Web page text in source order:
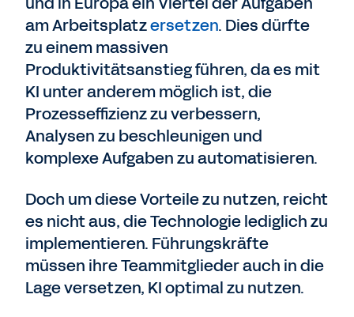
am Arbeitsplatzersetzen. Dies dürfte
zu einem massiven
Produktivitätsanstieg führen, da es mit
KI unter anderem möglich ist, die
Prozesseffizienz zu verbessern,
Analysen zu beschleunigen und
komplexe Aufgaben zu automatisieren.
Doch um diese Vorteile zu nutzen, reicht
es nicht aus, die Technologie lediglich zu
implementieren. Führungskräfte
müssen ihre Teammitglieder auch in die
Lage versetzen, KI optimal zu nutzen.